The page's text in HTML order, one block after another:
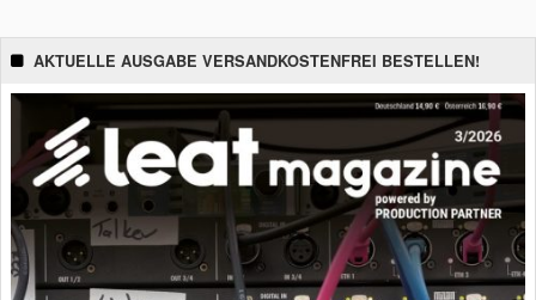
AKTUELLE AUSGABE VERSANDKOSTENFREI BESTELLEN!